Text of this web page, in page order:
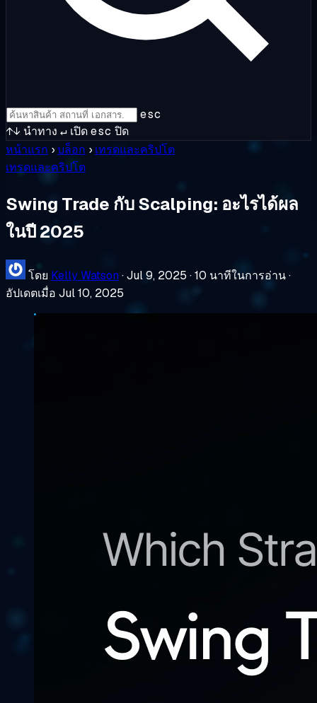
esc
↑↓ นำทาง ↵ เปิดesc ปิด
หน้าแรก ›บล็อก › เทรดและคริปโต
เทรดและคริปโต
Swing Trade กับ Scalping: อะไรได้ผล
ในปี 2025
โดย Kelly Watson ·Jul 9, 2025 ·10 นาทีในการอ่าน·
อัปเดตเมื่อ Jul 10, 2025